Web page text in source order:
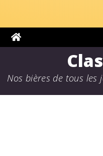
Nos bières de tous les